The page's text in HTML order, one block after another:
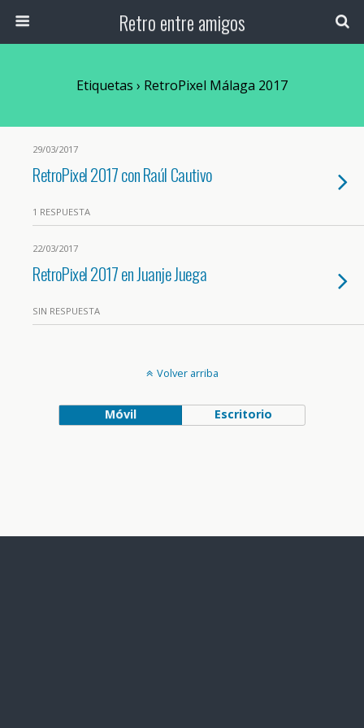
Retro entre amigos
Etiquetas › RetroPixel Málaga 2017
29/03/2017
RetroPixel 2017 con Raúl Cautivo
1 RESPUESTA
22/03/2017
RetroPixel 2017 en Juanje Juega
SIN RESPUESTA
Volver arriba
Móvil Escritorio